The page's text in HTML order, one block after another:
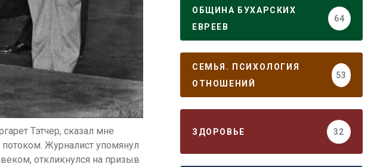
Тэтчер, сказал мне
потоком. Журналист упомянул
откликнулся на призыв
ОБЩИНА БУХАРСКИХ
ЕВРЕЕВ
64
СЕМЬЯ. ПСИХОЛОГИЯ
ОТНОШЕНИЙ
53
ЗДОРОВЬЕ 32